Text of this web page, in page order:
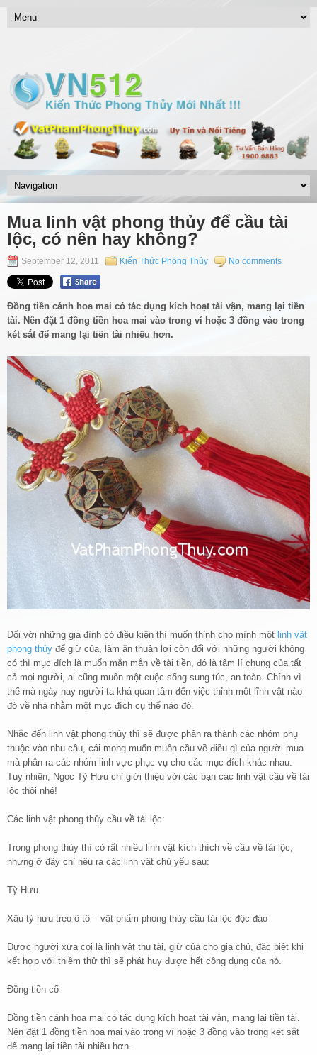
Mua linh vật phong thủy để cầu tài
lộc, có nên hay không?
September 12, 2011 Kiến Thức Phong Thủy No comments
Đồng tiền cánh hoa mai có tác dụng kích hoạt tài vận, mang lại tiền
tài. Nên đặt 1 đồng tiền hoa mai vào trong ví hoặc 3 đồng vào trong
két sắt để mang lại tiền tài nhiều hơn.
Đối với những gia đình có điều kiện thì muốn thỉnh cho mình một linh vật
phong thủy để giữ của, làm ăn thuận lợi còn đối với những người không
có thì mục đích là muốn mắn mắn về tài tiền, đó là tâm lí chung của tất
cả mọi người, ai cũng muốn một cuộc sống sung túc, an toàn. Chính vì
thế mà ngày nay người ta khá quan tâm đến việc thỉnh một lĩnh vật nào
đó về nhà nhằm một mục đích cụ thể nào đó.
Nhắc đến linh vật phong thủy thì sẽ được phân ra thành các nhóm phụ
thuộc vào nhu cầu, cái mong muốn muốn cầu về điều gì của người mua
mà phân ra các nhóm linh vực phục vụ cho các mục đích khác nhau.
Tuy nhiên, Ngọc Tỳ Hưu chỉ giới thiệu với các bạn các linh vật cầu về tài
lộc thôi nhé!
Các linh vật phong thủy cầu về tài lộc:
Trong phong thủy thì có rất nhiều linh vật kích thích về cầu về tài lộc,
nhưng ở đây chỉ nêu ra các linh vật chủ yếu sau:
Tỳ Hưu
Xâu tỳ hưu treo ô tô – vật phẩm phong thủy cầu tài lộc độc đáo
Được người xưa coi là linh vật thu tài, giữ của cho gia chủ, đặc biệt khi
kết hợp với thiềm thử thì sẽ phát huy được hết công dụng của nó.
Đồng tiền cổ
Đồng tiền cánh hoa mai có tác dụng kích hoạt tài vận, mang lại tiền tài.
Nên đặt 1 đồng tiền hoa mai vào trong ví hoặc 3 đồng vào trong két sắt
để mang lại tiền tài nhiều hơn.